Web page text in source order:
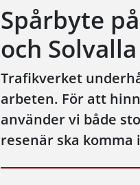
Spårbyte
och Solvalla
Trafikverket
arbeten. För att
använder vi både
resenär ska komma